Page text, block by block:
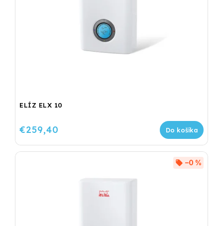
ELÍZ ELX 10
€259,40 Do košíka
–0 %